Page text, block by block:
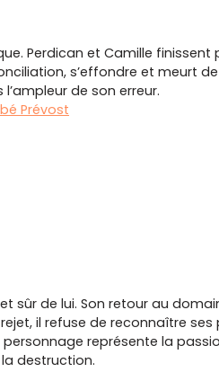
Perdican et Camille finissent
s’effondre et meurt
de son erreur.
Prévost
sûr de lui. Son retour au
il refuse de reconnaître
représente la
la destruction.